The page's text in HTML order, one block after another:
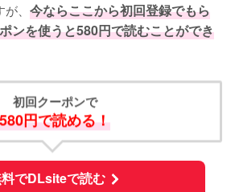
、 今ならここから初回登録でもら
ンを使うと580円で読むことができ
初回クーポンで
580円で読める！
でDLsiteで読む